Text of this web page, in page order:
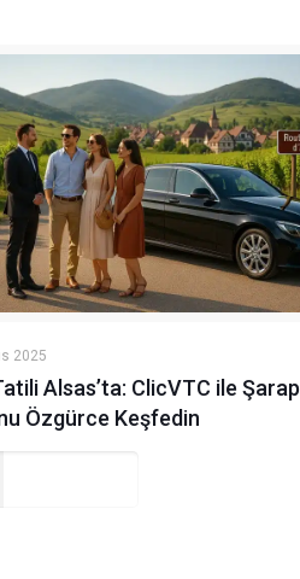
2025
Alsas’ta: ClicVTC ile Şarap
Özgürce Keşfedin